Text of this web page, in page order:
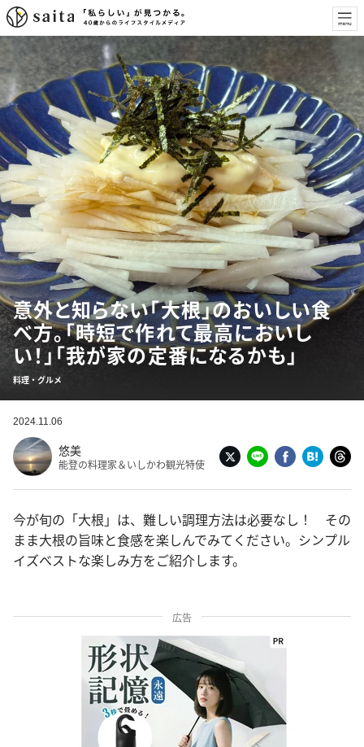
意外と知らない「大根」のおいしい食
べ方。「時短で作れて最高においし
い！」「我が家の定番になるかも」
料理・グルメ
2024.11.06
悠美
能登の料理家＆いしかわ観光特使
今が旬の「大根」は、難しい調理方法は必要なし！ その
まま大根の旨味と食感を楽しんでみてください。シンプル
イズベストな楽しみ方をご紹介します。
広告